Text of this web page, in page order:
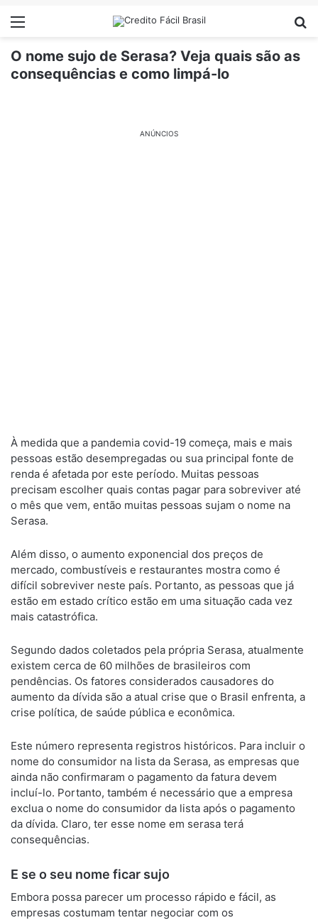
Menu
O nome sujo de Serasa? Veja quais são as
consequências e como limpá-lo
ANÚNCIOS
À medida que a pandemia covid-19 começa, mais e mais
pessoas estão desempregadas ou sua principal fonte de
renda é afetada por este período. Muitas pessoas
precisam escolher quais contas pagar para sobreviver até
o mês que vem, então muitas pessoas sujam o nome na
Serasa.
Além disso, o aumento exponencial dos preços de
mercado, combustíveis e restaurantes mostra como é
difícil sobreviver neste país. Portanto, as pessoas que já
estão em estado crítico estão em uma situação cada vez
mais catastrófica.
Segundo dados coletados pela própria Serasa, atualmente
existem cerca de 60 milhões de brasileiros com
pendências. Os fatores considerados causadores do
aumento da dívida são a atual crise que o Brasil enfrenta, a
crise política, de saúde pública e econômica.
Este número representa registros históricos. Para incluir o
nome do consumidor na lista da Serasa, as empresas que
ainda não confirmaram o pagamento da fatura devem
incluí-lo. Portanto, também é necessário que a empresa
exclua o nome do consumidor da lista após o pagamento
da dívida. Claro, ter esse nome em serasa terá
consequências.
E se o seu nome ficar sujo
Embora possa parecer um processo rápido e fácil, as
empresas costumam tentar negociar com os